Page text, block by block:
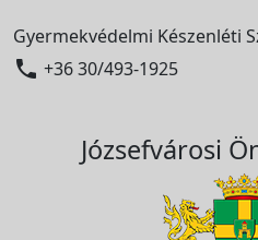
Gyermekvédelmi Készenléti
 +36 30/493-1925
Józsefvárosi